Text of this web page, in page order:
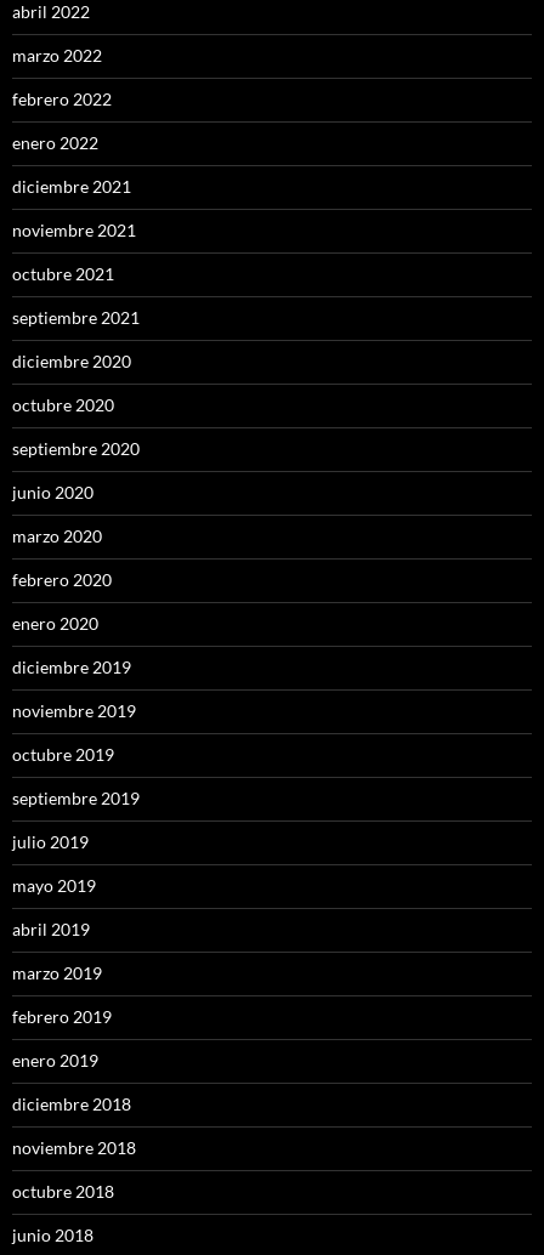
abril 2022
marzo 2022
febrero 2022
enero 2022
diciembre 2021
noviembre 2021
octubre 2021
septiembre 2021
diciembre 2020
octubre 2020
septiembre 2020
junio 2020
marzo 2020
febrero 2020
enero 2020
diciembre 2019
noviembre 2019
octubre 2019
septiembre 2019
julio 2019
mayo 2019
abril 2019
marzo 2019
febrero 2019
enero 2019
diciembre 2018
noviembre 2018
octubre 2018
junio 2018